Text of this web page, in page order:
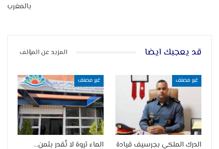
بالمغرب
قد يعجبك ايضا المزيد عن المؤلف
غير مصنف
الدرك الملكي بجرسيف قيادة
غير مصنف
الماء ثروة لا تُقدر بثمن…